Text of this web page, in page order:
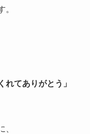
れてありがとう」